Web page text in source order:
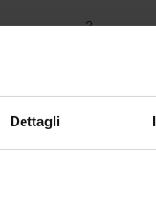
Dettagli
2
come segue: